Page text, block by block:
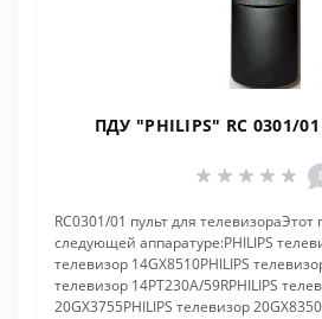
ПДУ "PHILIPS" RC 0301/01
RC0301/01 пульт для телевизораЭтот
следующей аппаратуре:PHILIPS
телевизор 14GX8510PHILIPS
телевизор 14PT230A/59RPHILIPS
20GX3755PHILIPS телевизор